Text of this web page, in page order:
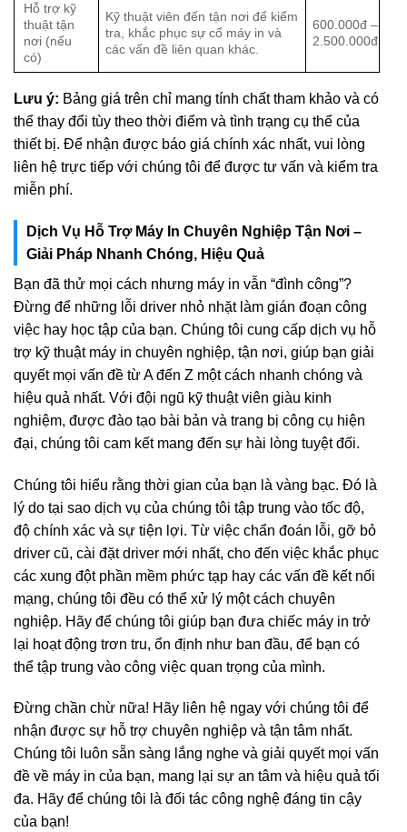
Hỗ trợ kỹ
thuật tận
nơi (nếu
có)
Kỹ thuật viên đến tận nơi để kiểm
tra, khắc phục sự cố máy in và
các vấn đề liên quan khác.
600.000đ –
2.500.000đ
Lưu ý: Bảng giá trên chỉ mang tính chất tham khảo và có
thể thay đổi tùy theo thời điểm và tình trạng cụ thể của
thiết bị. Để nhận được báo giá chính xác nhất, vui lòng
liên hệ trực tiếp với chúng tôi để được tư vấn và kiểm tra
miễn phí.
Dịch Vụ Hỗ Trợ Máy In Chuyên Nghiệp Tận Nơi –
Giải Pháp Nhanh Chóng, Hiệu Quả
Bạn đã thử mọi cách nhưng máy in vẫn “đình công”?
Đừng để những lỗi driver nhỏ nhặt làm gián đoạn công
việc hay học tập của bạn. Chúng tôi cung cấp dịch vụ hỗ
trợ kỹ thuật máy in chuyên nghiệp, tận nơi, giúp bạn giải
quyết mọi vấn đề từ A đến Z một cách nhanh chóng và
hiệu quả nhất. Với đội ngũ kỹ thuật viên giàu kinh
nghiệm, được đào tạo bài bản và trang bị công cụ hiện
đại, chúng tôi cam kết mang đến sự hài lòng tuyệt đối.
Chúng tôi hiểu rằng thời gian của bạn là vàng bạc. Đó là
lý do tại sao dịch vụ của chúng tôi tập trung vào tốc độ,
độ chính xác và sự tiện lợi. Từ việc chẩn đoán lỗi, gỡ bỏ
driver cũ, cài đặt driver mới nhất, cho đến việc khắc phục
các xung đột phần mềm phức tạp hay các vấn đề kết nối
mạng, chúng tôi đều có thể xử lý một cách chuyên
nghiệp. Hãy để chúng tôi giúp bạn đưa chiếc máy in trở
lại hoạt động trơn tru, ổn định như ban đầu, để bạn có
thể tập trung vào công việc quan trọng của mình.
Đừng chần chừ nữa! Hãy liên hệ ngay với chúng tôi để
nhận được sự hỗ trợ chuyên nghiệp và tận tâm nhất.
Chúng tôi luôn sẵn sàng lắng nghe và giải quyết mọi vấn
đề về máy in của bạn, mang lại sự an tâm và hiệu quả tối
đa. Hãy để chúng tôi là đối tác công nghệ đáng tin cậy
của bạn!